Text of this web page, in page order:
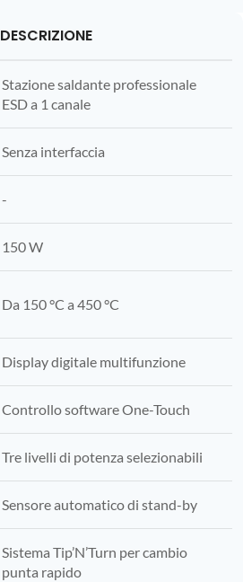
DESCRIZIONE
Stazione saldante professionale
ESD a 1 canale
Senza interfaccia
-
150 W
Da 150 °C a 450 °C
Display digitale multifunzione
Controllo software One-Touch
Tre livelli di potenza selezionabili
Sensore automatico di stand-by
Sistema Tip’N’Turn per cambio
punta rapido